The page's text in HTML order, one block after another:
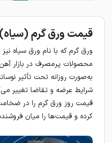
قیمت ورق گرم (سیاه)
ورق گرم که با نام ورق سیاه
محصولات پرمصرف در بازار
به‌صورت روزانه تحت تأثیر
شرایط عرضه و تقاضا تغییر
قیمت روز ورق گرم را در
کرده و قیمت‌ها را میان